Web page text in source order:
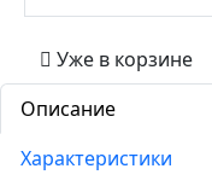
Уже в корзине
Описание
Характеристики